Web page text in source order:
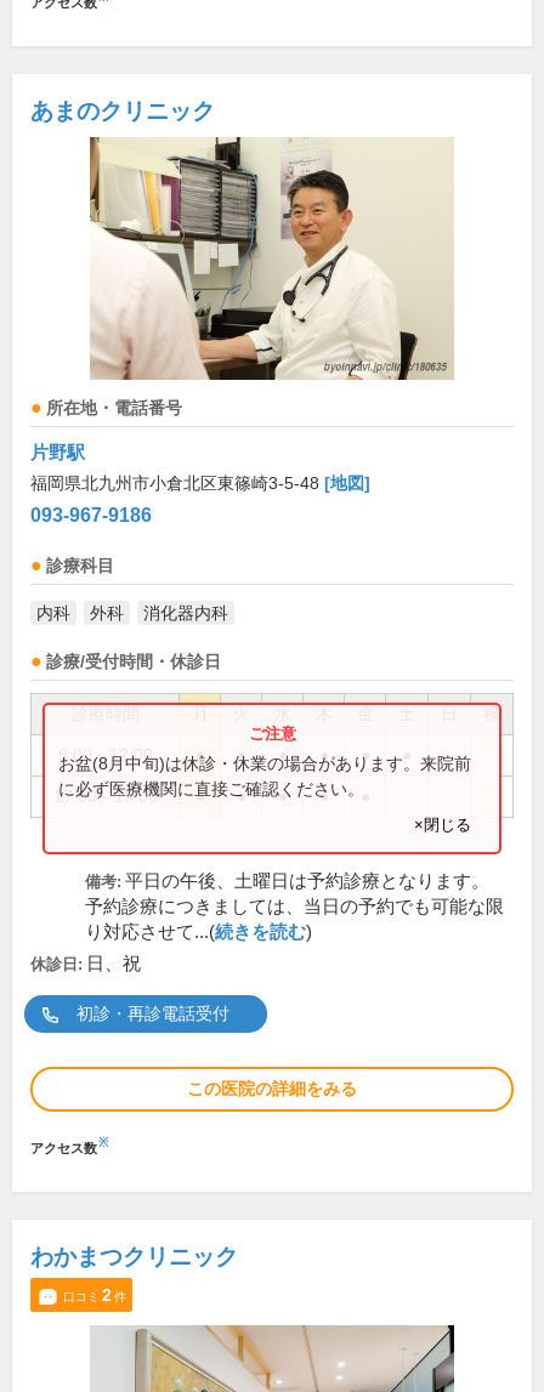
あまのクリニック
所在地・電話番号
片野駅
福岡県北九州市小倉北区東篠崎3-5-48 [地図]
093-967-9186
診療科目
内科 外科 消化器内科
診療/受付時間・休診日
祝
9:00～12:00 ● ● ● ● ●
17:00～19:00 ● ● ● ●
お盆(8月中旬)は休診・休業の場合があります。来院前
に必ず医療機関に直接ご確認ください。
×閉じる
備考: 平日の午後、土曜日は予約診療となります。
予約診療につきましては、当日の予約でも可能な限
り対応させて...(続きを読む)
休診日: 日、祝
初診・再診電話受付
この医院の詳細をみる
アクセス数※
わかまつクリニック
口コミ 2件